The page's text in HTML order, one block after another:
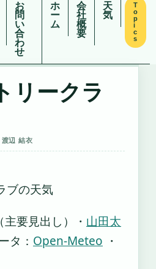
お
問
い
合
わ
せ
ホ
ー
ム
会
社
概
要
天
気
T
o
p
i
c
s
リークラ
辺 結衣
ブの天気
（主要見出し） ・ 山田太
タ： Open-Meteo ・